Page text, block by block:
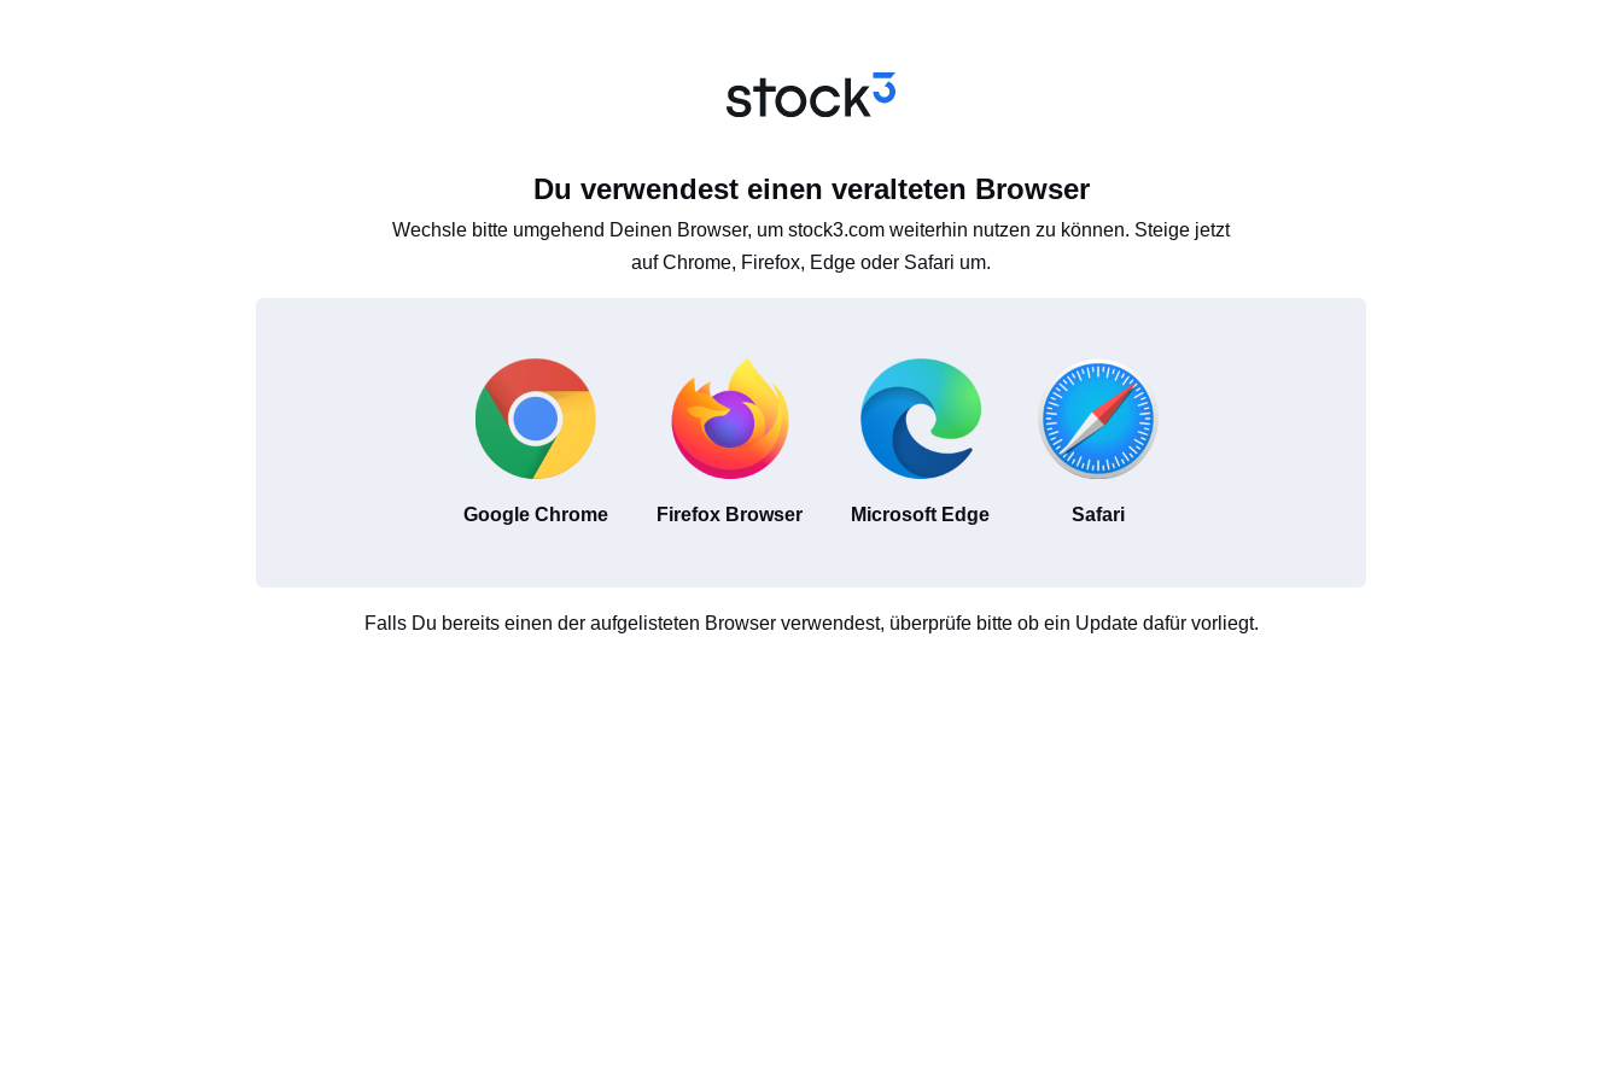
Du verwendest einen veralteten Browser
Wechsle bitte umgehend Deinen Browser, um stock3.com weiterhin nutzen zu können. Steige jetzt
auf Chrome, Firefox, Edge oder Safari um.
Google Chrome Firefox Browser Microsoft Edge Safari
Falls Du bereits einen der aufgelisteten Browser verwendest, überprüfe bitte ob ein Update dafür vorliegt.